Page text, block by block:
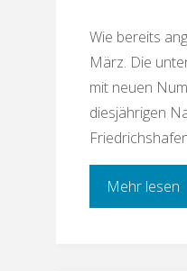
Wie bereits
März. Die
mit neuen
diesjährigen
Mehr lesen